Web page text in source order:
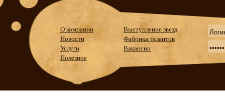
О компании
Новости
Услуги
Полезное
Выступление звезд
Фабрика талантов
Вакансии